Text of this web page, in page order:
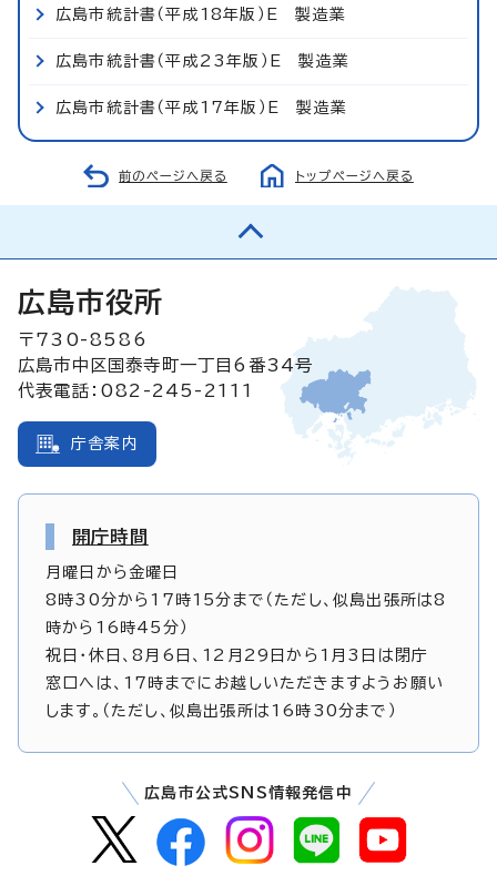
広島市統計書（平成18年版）E 製造業
広島市統計書（平成23年版）E 製造業
広島市統計書（平成17年版）E 製造業
前のページへ戻る トップページへ戻る
広島市役所
〒730-8586
広島市中区国泰寺町一丁目6番34号
代表電話：082-245-2111
庁舎案内
開庁時間
月曜日から金曜日
8時30分から17時15分まで（ただし、似島出張所は8
時から16時45分）
祝日・休日、8月6日、12月29日から1月3日は閉庁
窓口へは、17時までにお越しいただきますようお願い
します。（ただし、似島出張所は16時30分まで）
広島市公式SNS情報発信中